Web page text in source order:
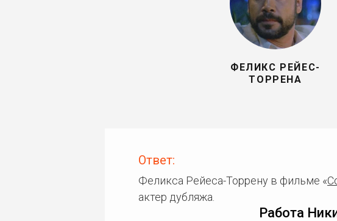
ФЕЛИКС РЕЙЕС-
ТОРРЕНА
Ответ:
Феликса Рейеса-Торрену в фильме «
актер дубляжа.
Работа